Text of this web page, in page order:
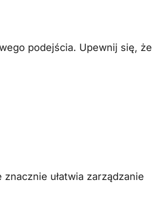
podejścia. Upewnij się, że
ułatwia zarządzanie